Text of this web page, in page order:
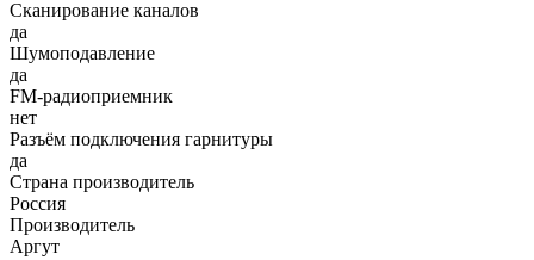
Сканирование каналов
да
Шумоподавление
да
FM-радиоприемник
нет
Разъём подключения гарнитуры
да
Страна производитель
Россия
Производитель
Аргут